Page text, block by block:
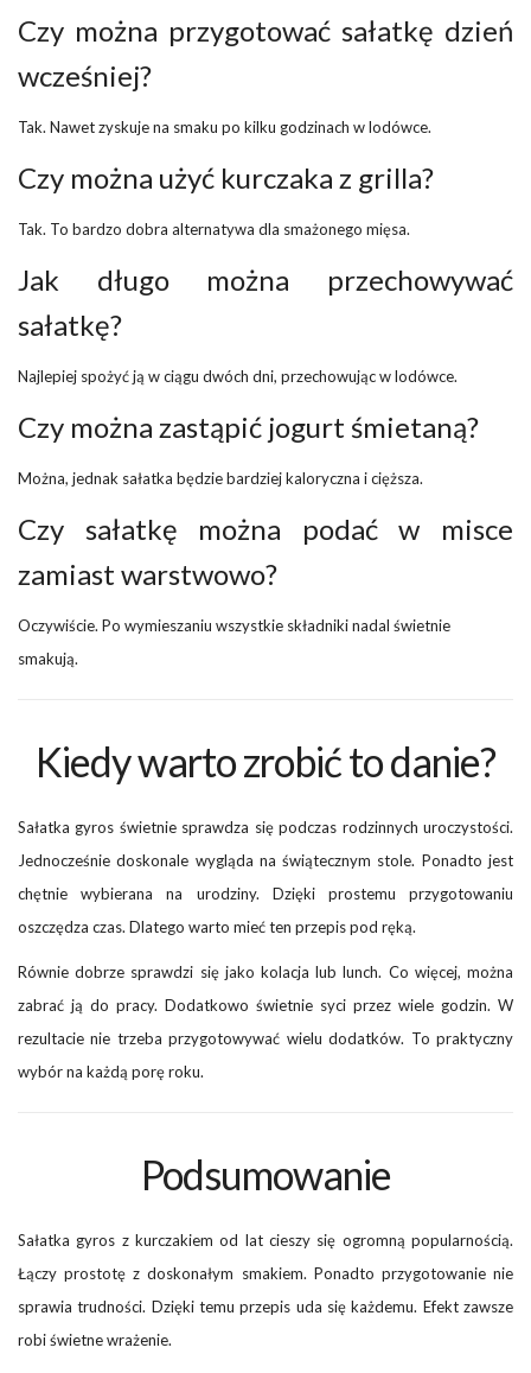
Czy można przygotować sałatkę dzień
wcześniej?
Tak. Nawet zyskuje na smaku po kilku godzinach w lodówce.
Czy można użyć kurczaka z grilla?
Tak. To bardzo dobra alternatywa dla smażonego mięsa.
Jak długo można przechowywać
sałatkę?
Najlepiej spożyć ją w ciągu dwóch dni, przechowując w lodówce.
Czy można zastąpić jogurt śmietaną?
Można, jednak sałatka będzie bardziej kaloryczna i cięższa.
Czy sałatkę można podać w misce
zamiast warstwowo?
Oczywiście. Po wymieszaniu wszystkie składniki nadal świetnie
smakują.
Kiedy warto zrobić to danie?
Sałatka gyros świetnie sprawdza się podczas rodzinnych uroczystości.
Jednocześnie doskonale wygląda na świątecznym stole. Ponadto jest
chętnie wybierana na urodziny. Dzięki prostemu przygotowaniu
oszczędza czas. Dlatego warto mieć ten przepis pod ręką.
Równie dobrze sprawdzi się jako kolacja lub lunch. Co więcej, można
zabrać ją do pracy. Dodatkowo świetnie syci przez wiele godzin. W
rezultacie nie trzeba przygotowywać wielu dodatków. To praktyczny
wybór na każdą porę roku.
Podsumowanie
Sałatka gyros z kurczakiem od lat cieszy się ogromną popularnością.
Łączy prostotę z doskonałym smakiem. Ponadto przygotowanie nie
sprawia trudności. Dzięki temu przepis uda się każdemu. Efekt zawsze
robi świetne wrażenie.